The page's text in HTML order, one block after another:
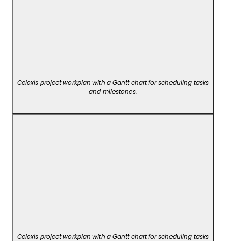
Celoxis project workplan with a Gantt chart for scheduling tasks
and milestones.
Celoxis project workplan with a Gantt chart for scheduling tasks